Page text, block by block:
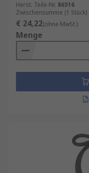
Herst. Teile-Nr. 86516
Zwischensumme (1 Stück)
€ 24,22(ohne MwSt.)
Menge